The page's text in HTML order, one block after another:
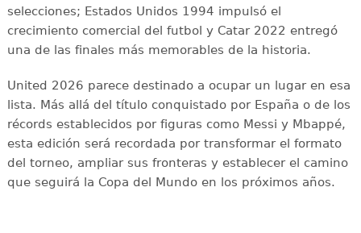
selecciones; Estados Unidos 1994 impulsó el
crecimiento comercial del futbol y Catar 2022 entregó
una de las finales más memorables de la historia.
United 2026 parece destinado a ocupar un lugar en esa
lista. Más allá del título conquistado por España o de los
récords establecidos por figuras como Messi y Mbappé,
esta edición será recordada por transformar el formato
del torneo, ampliar sus fronteras y establecer el camino
que seguirá la Copa del Mundo en los próximos años.